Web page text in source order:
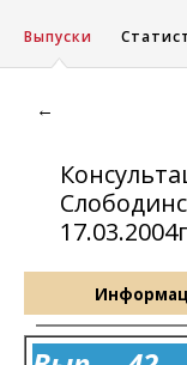
Выпуски
←